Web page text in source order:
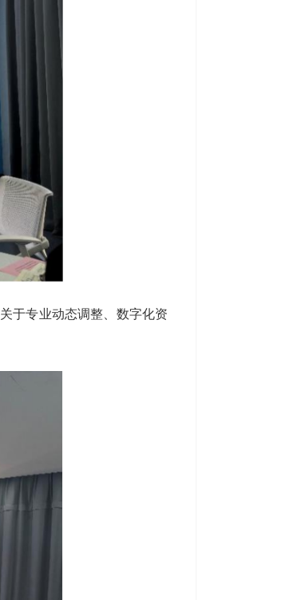
于专业动态调整、数字化资